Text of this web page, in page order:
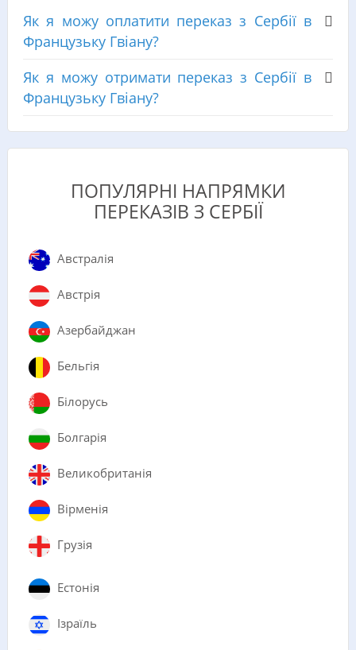
Як я можу оплатити переказ з Сербії в
Французьку Гвіану?
Як я можу отримати переказ з Сербії в
Французьку Гвіану?
ПОПУЛЯРНІ НАПРЯМКИ
ПЕРЕКАЗІВ З СЕРБІЇ
Австралія
Австрія
Азербайджан
Бельгія
Білорусь
Болгарія
Великобританія
Вірменія
Грузія
Естонія
Ізраїль